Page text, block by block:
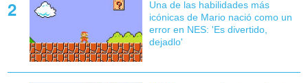
Una de las habilidades más
icónicas de Mario nació como un
error en NES: 'Es divertido,
dejadlo'